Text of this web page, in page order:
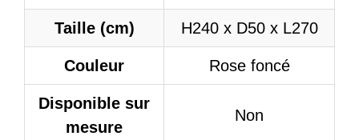
Taille (cm) H240 x D50 x L270
Couleur Rose foncé
Disponible sur
mesure
Non